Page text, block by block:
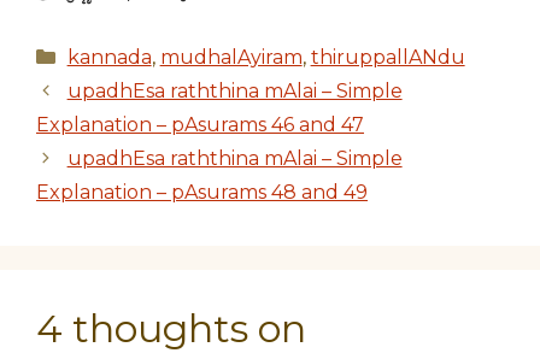
Categories
kannada, mudhalAyiram, thiruppallANdu
upadhEsa raththina mAlai – Simple
Explanation – pAsurams 46 and 47
upadhEsa raththina mAlai – Simple
Explanation – pAsurams 48 and 49
4 thoughts on